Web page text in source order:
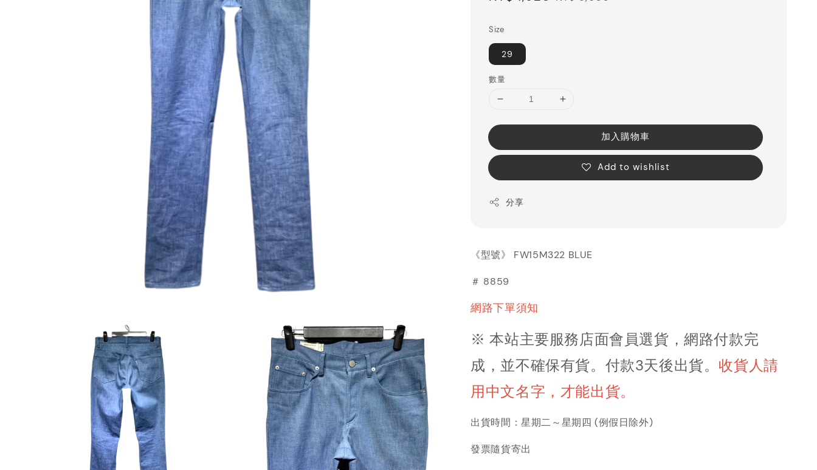
Size
29
數量
加入購物車
Add to wishlist
分享
《型號》 FW15M322 BLUE
＃ 8859
網路下單須知
※ 本站主要服務店面會員選貨，網路付款完
成，並不確保有貨。付款3天後出貨。 收貨人請
用中文名字，才能出貨。
出貨時間：星期二～星期四 (例假日除外)
發票隨貨寄出